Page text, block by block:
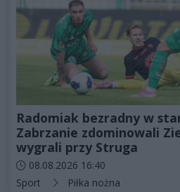
Radomiak bezradny w
Zabrzanie zdominowali
wygrali przy Struga
Data dodania artykułu:
08.08.2026 16:40
Kategorie artykułu:
Sport Piłka nożna